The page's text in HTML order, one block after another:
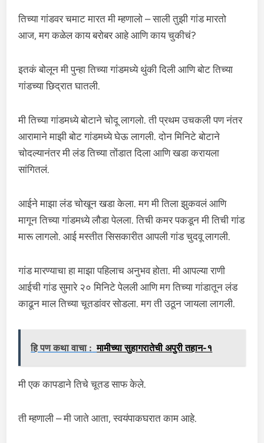
तिच्या गांडवर चमाट मारत मी म्हणालो – साली तुझी गांड मारतो
आज, मग कळेल काय बरोबर आहे आणि काय चुकीचं?
इतकं बोलून मी पुन्हा तिच्या गांडमध्ये थुंकी दिली आणि बोट तिच्या
गांडच्या छिद्रात घातली.
मी तिच्या गांडमध्ये बोटाने चोदू लागलो. ती प्रथम उचकली पण नंतर
आरामाने माझी बोट गांडमध्ये घेऊ लागली. दोन मिनिटे बोटाने
चोदल्यानंतर मी लंड तिच्या तोंडात दिला आणि खडा करायला
सांगितलं.
आईने माझा लंड चोखून खडा केला. मग मी तिला झुकवलं आणि
मागून तिच्या गांडमध्ये लौडा पेलला. तिची कमर पकडून मी तिची गांड
मारू लागलो. आई मस्तीत सिसकारीत आपली गांड चुदवू लागली.
गांड मारण्याचा हा माझा पहिलाच अनुभव होता. मी आपल्या राणी
आईची गांड सुमारे २० मिनिटे पेलली आणि मग तिच्या गांडातून लंड
काढून माल तिच्या चूतडांवर सोडला. मग ती उठून जायला लागली.
हि पण कथा वाचा : मामीच्या सुहागरातेची अपुरी तहान-१
मी एक कापडाने तिचे चूतड साफ केले.
ती म्हणाली – मी जाते आता, स्वयंपाकघरात काम आहे.